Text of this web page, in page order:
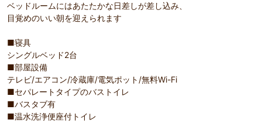
ベッドルームにはあたたかな日差しが差し込み、
目覚めのいい朝を迎えられます
■寝具
シングルベッド2台
■部屋設備
テレビ/エアコン/冷蔵庫/電気ポット/無料Wi-Fi
■セパレートタイプのバストイレ
■バスタブ有
■温水洗浄便座付トイレ